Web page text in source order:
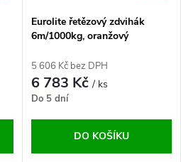
Eurolite řetězový zdvihák
6m/1000kg, oranžový
5 606 Kč bez DPH
6 783 Kč/ ks
Do 5 dní
DO KOŠÍKU